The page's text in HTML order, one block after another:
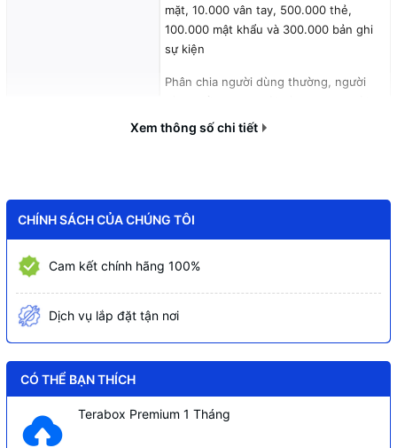
mặt, 10.000 vân tay, 500.000 thẻ,
100.000 mật khẩu và 300.000 bản ghi
sự kiện
Phân chia người dùng thường, người
dùng tuần tra, người dùng VIP, người
dùng tùy chỉnh, phát hiện khẩu trang ...
tần 2.4Ghz
Cảnh báo giả mạo, cảnh báo xâm nhập,
cảnh báo thẻ vượt ngưỡng,...
Trang bị
Camera kép độ phân giải 2MP CMOS
HD, WDR(120dB) với đèn hồng ngoại tự
Xem thông số chi tiết
CHÍNH SÁCH CỦA CHÚNG TÔI
Cam kết chính hãng 100%
Dịch vụ lắp đặt tận nơi
CÓ THỂ BẠN THÍCH
Terabox Premium 1 Tháng